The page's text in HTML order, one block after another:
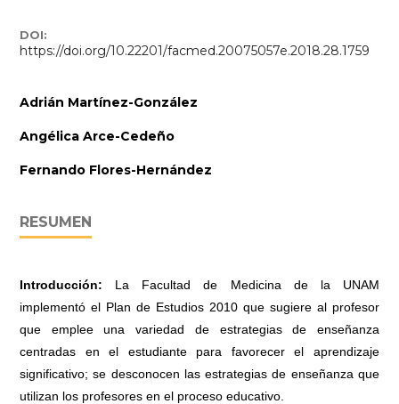
DOI:
https://doi.org/10.22201/facmed.20075057e.2018.28.1759
Adrián Martínez-González
Angélica Arce-Cedeño
Fernando Flores-Hernández
RESUMEN
Introducción: La Facultad de Medicina de la UNAM
implementó el Plan de Estudios 2010 que sugiere al profesor
que emplee una variedad de estrategias de enseñanza
centradas en el estudiante para favorecer el aprendizaje
significativo; se desconocen las estrategias de enseñanza que
utilizan los profesores en el proceso educativo.